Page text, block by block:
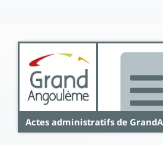
Actes administratifs de